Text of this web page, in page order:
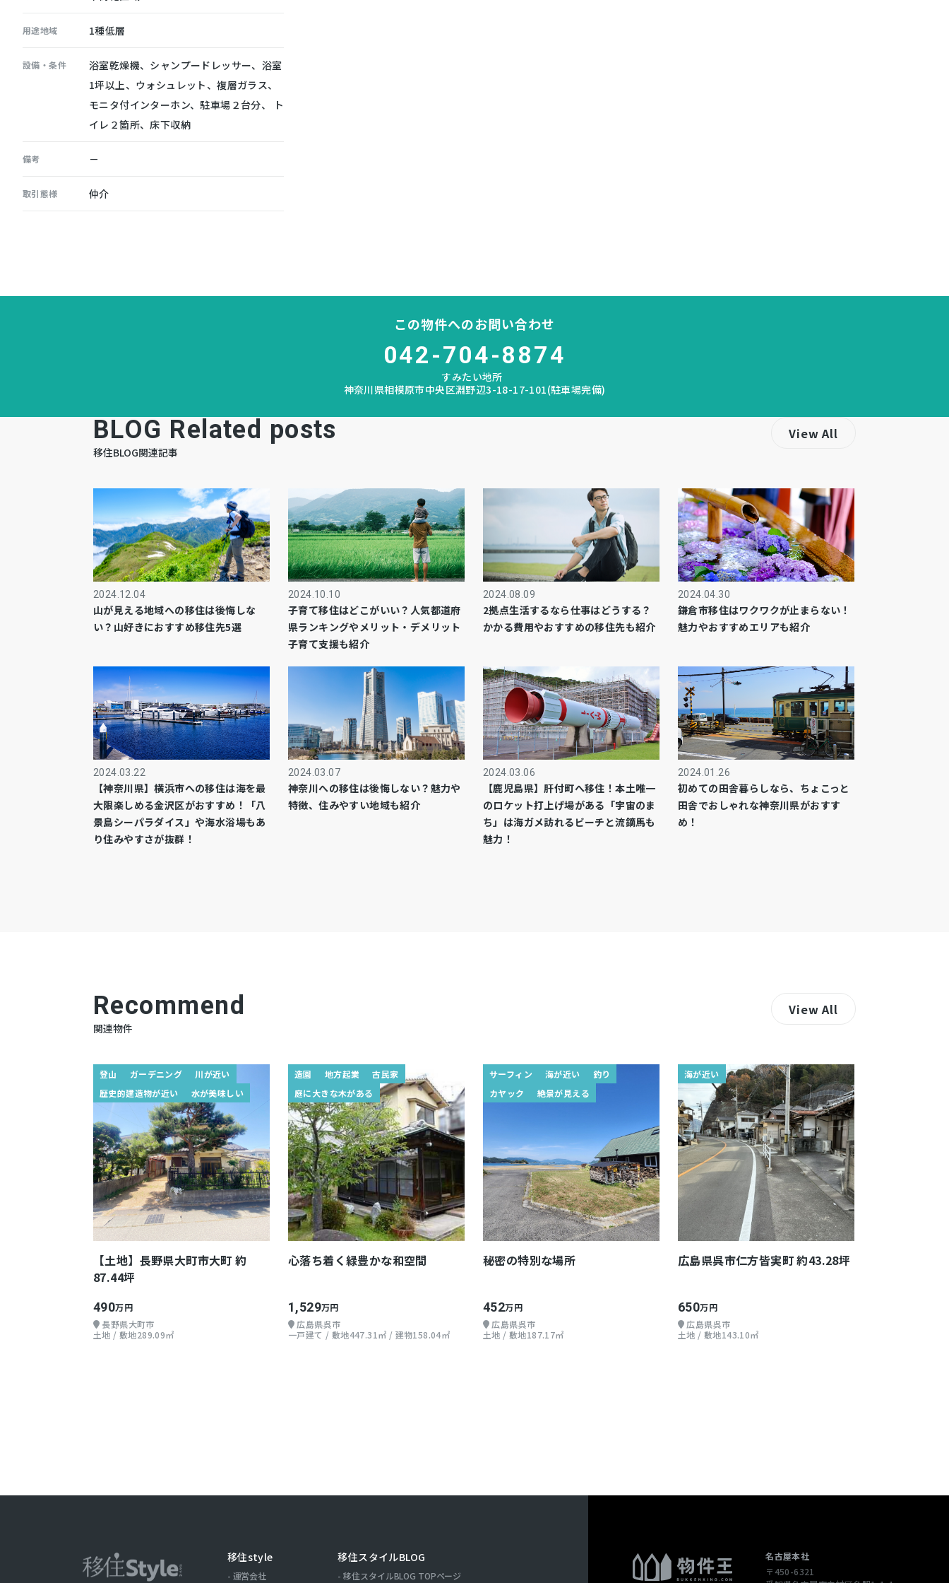
用途地域 1種低層
設備・条件
浴室乾燥機、シャンプードレッサー、浴室
1坪以上、ウォシュレット、複層ガラス、
モニタ付インターホン、駐車場２台分、 ト
イレ２箇所、床下収納
備考 －
取引態様 仲介
この物件へのお問い合わせ
042-704-8874
すみたい地所
神奈川県相模原市中央区淵野辺3-18-17-101(駐車場完備)
BLOG Related posts
移住BLOG関連記事
2024.12.04
山が見える地域への移住は後悔しな
い？山好きにおすすめ移住先5選
2024.10.10
子育て移住はどこがいい？人気都道府
県ランキングやメリット・デメリット
子育て支援も紹介
2024.08.09
2拠点生活するなら仕事はどうする？
かかる費用やおすすめの移住先も紹介
2024.04.30
鎌倉市移住はワクワクが止まらない！
魅力やおすすめエリアも紹介
2024.03.22
【神奈川県】横浜市への移住は海を最
大限楽しめる金沢区がおすすめ！「八
景島シーパラダイス」や海水浴場もあ
り住みやすさが抜群！
2024.03.07
神奈川への移住は後悔しない？魅力や
特徴、住みやすい地域も紹介
2024.03.06
【鹿児島県】肝付町へ移住！本土唯一
のロケット打上げ場がある「宇宙のま
ち」は海ガメ訪れるビーチと流鏑馬も
魅力！
2024.01.26
初めての田舎暮らしなら、ちょこっと
田舎でおしゃれな神奈川県がおすす
め！
View All
Recommend
関連物件
登山 ガーデニング
川が近い
歴史的建造物が近い
水が美味しい
【土地】長野県大町市大町 約
87.44坪
490万円
長野県大町市
土地 / 敷地289.09㎡
造園 地方起業
古民家
庭に大きな木がある
心落ち着く緑豊かな和空間
1,529万円
広島県呉市
一戸建て / 敷地447.31㎡ / 建物158.04㎡
サーフィン 海が近い
釣り
カヤック
絶景が見える
秘密の特別な場所
452万円
広島県呉市
土地 / 敷地187.17㎡
海が近い
広島県呉市仁方皆実町 約43.28坪
650万円
広島県呉市
土地 / 敷地143.10㎡
View All
移住style
運営会社
移住スタイルBLOG
移住スタイルBLOG TOPページ
名古屋本社
〒450-6321